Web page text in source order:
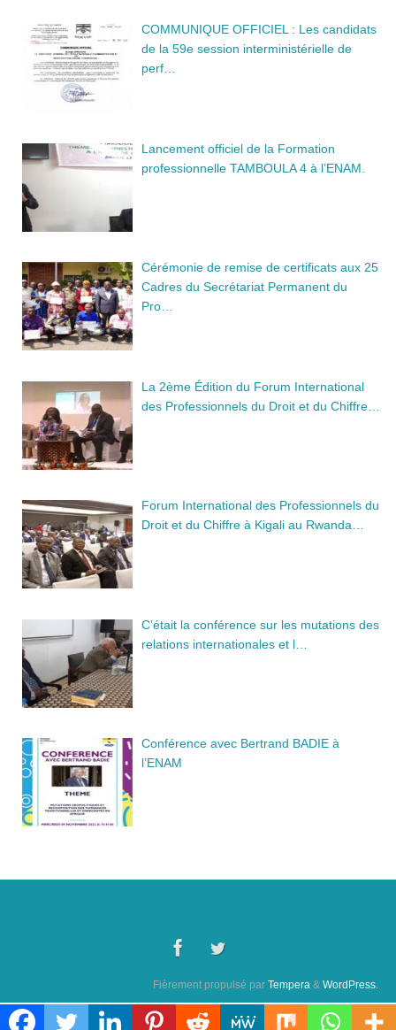
COMMUNIQUE OFFICIEL : Les candidats
de la 59e session interministérielle de
perf…
Lancement officiel de la Formation
professionnelle TAMBOULA 4 à l’ENAM.
Cérémonie de remise de certificats aux 25
Cadres du Secrétariat Permanent du
Pro…
La 2ème Édition du Forum International
des Professionnels du Droit et du Chiffre…
Forum International des Professionnels du
Droit et du Chiffre à Kigali au Rwanda…
C’était la conférence sur les mutations des
relations internationales et l…
Conférence avec Bertrand BADIE à
l’ENAM
Fièrement propulsé par Tempera & WordPress.